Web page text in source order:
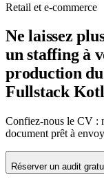
Retail et e-commerce
Ne laissez
un staffing à
production
Fullstack
Confiez-nous le CV :
document prêt à
Réserver un audit